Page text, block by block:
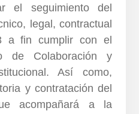
el seguimiento del
legal, contractual
a fin cumplir con el
de Colaboración y
Así como,
y contratación del
acompañará a la